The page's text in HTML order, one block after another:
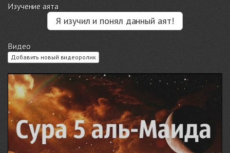
Изучение аята
Я изучил и понял данный аят!
Видео
Добавить новый видеоролик